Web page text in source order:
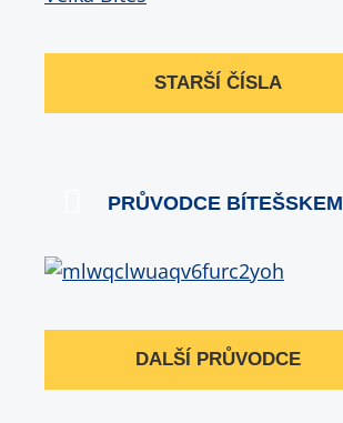
STARŠÍ ČÍSLA
PRŮVODCE BÍTEŠSKEM
DALŠÍ PRŮVODCE